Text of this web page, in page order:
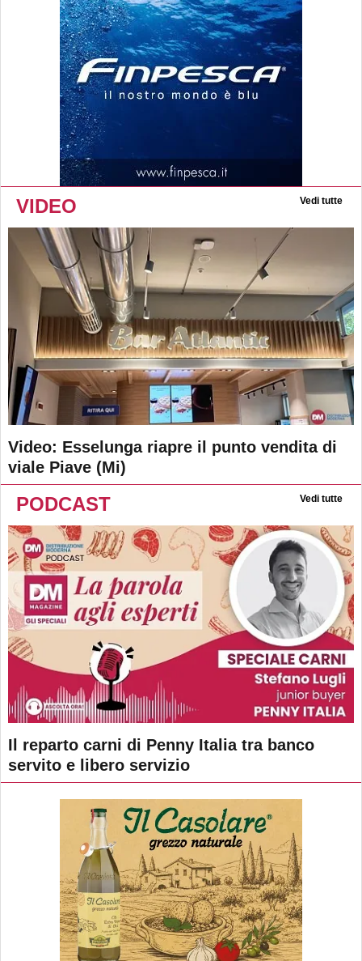
VIDEO Vedi tutte
Video: Esselunga riapre il punto vendita di
viale Piave (Mi)
PODCAST Vedi tutte
Il reparto carni di Penny Italia tra banco
servito e libero servizio